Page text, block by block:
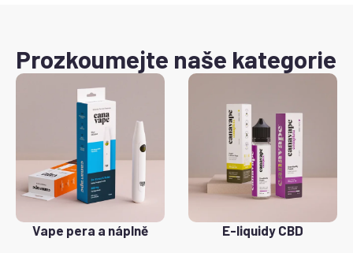
Prozkoumejte naše kategorie
Vape pera a náplně E-liquidy CBD